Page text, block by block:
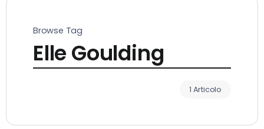
Browse Tag
Elle Goulding
1 Articolo